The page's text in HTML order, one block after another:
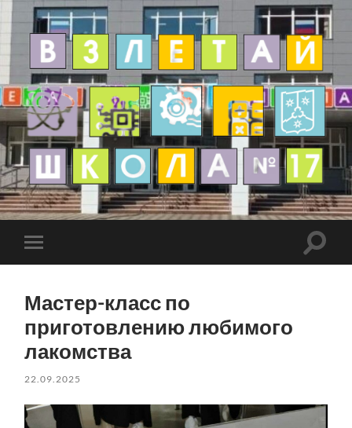
Мастер-класс по
приготовлению любимого
лакомства
22.09.2025